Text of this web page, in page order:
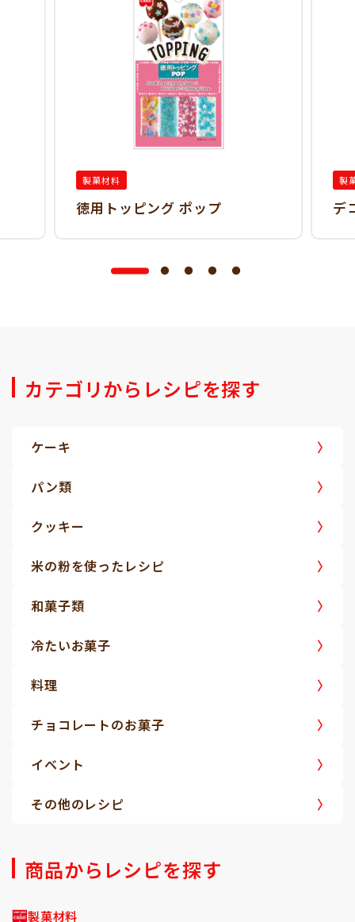
製菓材料
徳用トッピング ポップ
製
デ
カテゴリからレシピを探す
ケーキ
パン類
クッキー
米の粉を使ったレシピ
和菓子類
冷たいお菓子
料理
チョコレートのお菓子
イベント
その他のレシピ
商品からレシピを探す
製菓材料